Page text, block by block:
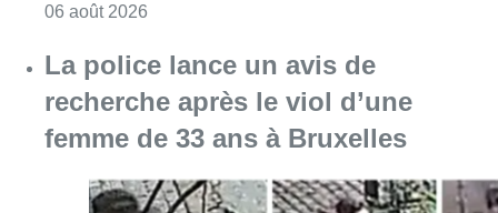
06 août 2026
La police lance un avis de
recherche après le viol d’une
femme de 33 ans à Bruxelles